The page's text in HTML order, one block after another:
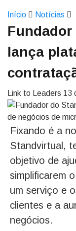
Início Notícias
lança
Link to Leaders 13
Fixando é a
Standvirtual,
objetivo de
simplificarem
um serviço e
clientes e a
negócios.